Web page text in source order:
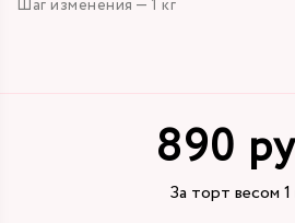
Шаг изменения — 1 кг
890
За торт весом 1